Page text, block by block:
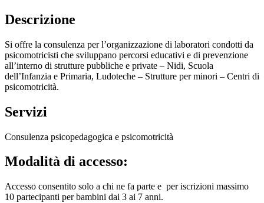
Descrizione
Si offre la consulenza per l’organizzazione di laboratori condotti da
psicomotricisti che sviluppano percorsi educativi e di prevenzione
all’interno di strutture pubbliche e private – Nidi, Scuola
dell’Infanzia e Primaria, Ludoteche – Strutture per minori – Centri di
psicomotricità.
Servizi
Consulenza psicopedagogica e psicomotricità
Modalità di accesso:
Accesso consentito solo a chi ne fa parte e per iscrizioni massimo
10 partecipanti per bambini dai 3 ai 7 anni.